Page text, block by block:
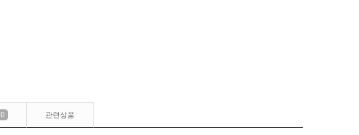
0 관련상품